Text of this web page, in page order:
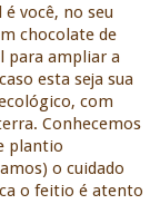
você, no seu
chocolate de
para ampliar a
esta seja sua
com
Conhecemos
plantio
o cuidado
o feitio é atento